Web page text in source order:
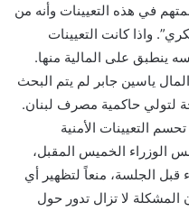
في هذه التعيينات وأنه من
واذا كانت التعيينات
ينطبق على المالية منها.
ياسين جابر لم يتم البحث
لتولي حاكمية مصرف لبنان.
التعيينات الأمنية
الوزراء الخميس المقبل،
قبل الجلسة، منعاً لتظهير أي
لا تزال تدور حول